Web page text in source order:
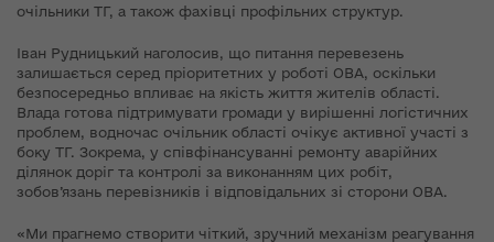
очільники ТГ, а також фахівці профільних структур.
Іван Рудницький наголосив, що питання перевезень
залишається серед пріоритетних у роботі ОВА, оскільки
безпосередньо впливає на якість життя жителів області.
Влада готова підтримувати громади у вирішенні логістичних
проблем, водночас очільник області очікує активної участі з
боку ТГ. Зокрема, у співфінансуванні ремонту аварійних
ділянок доріг та контролі за виконанням цих робіт,
зобов’язань перевізників і відповідальних зі сторони ОВА.
«Ми прагнемо створити чіткий, зручний механізм реагування